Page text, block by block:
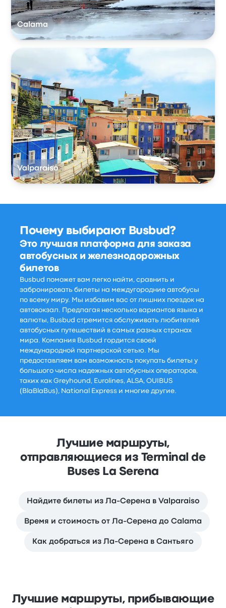
Calama
Valparaiso
Почему выбирают Busbud?
Это лучшая платформа для заказа
автобусных и железнодорожных
билетов
Busbud поможет вам легко найти, сравнить и
забронировать билеты на междугородние автобусы
по всему миру. Мы избавим вас от лишних поездок на
автовокзал. Предлагая несколько вариантов языка и
валюты, Busbud стремится обслуживать любителей
автобусных путешествий в самых разных странах
мира. Компания Busbud гордится своей
международной партнерской сетью. Мы
предоставляем вам возможность покупать билеты у
большого числа надежных автобусных операторов,
таких как Greyhound, Eurolines, ALSA, OUIBUS
(BlaBlaBus), National Express и многие другие.
Лучшие маршруты,
отправляющиеся из Terminal de
Buses La Serena
Найдите билеты из Ла-Серена в Valparaiso
Время и стоимость от Ла-Серена до Calama
Как добраться из Ла-Серена в Сантьяго
Лучшие маршруты, прибывающие